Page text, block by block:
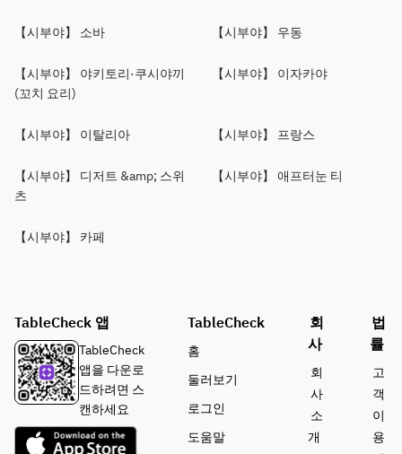
【시부야】 소바 【시부야】 우동
【시부야】 야키토리·쿠시야끼
(꼬치 요리)
【시부야】 이자카야
【시부야】 이탈리아 【시부야】 프랑스
【시부야】 디저트 &amp; 스위
츠
【시부야】 애프터눈 티
【시부야】 카페
TableCheck 앱
TableCheck
앱을 다운로
드하려면 스
캔하세요
TableCheck
홈
둘러보기
로그인
도움말
회
사
회
사
소
개
법
률
고
객
이
용